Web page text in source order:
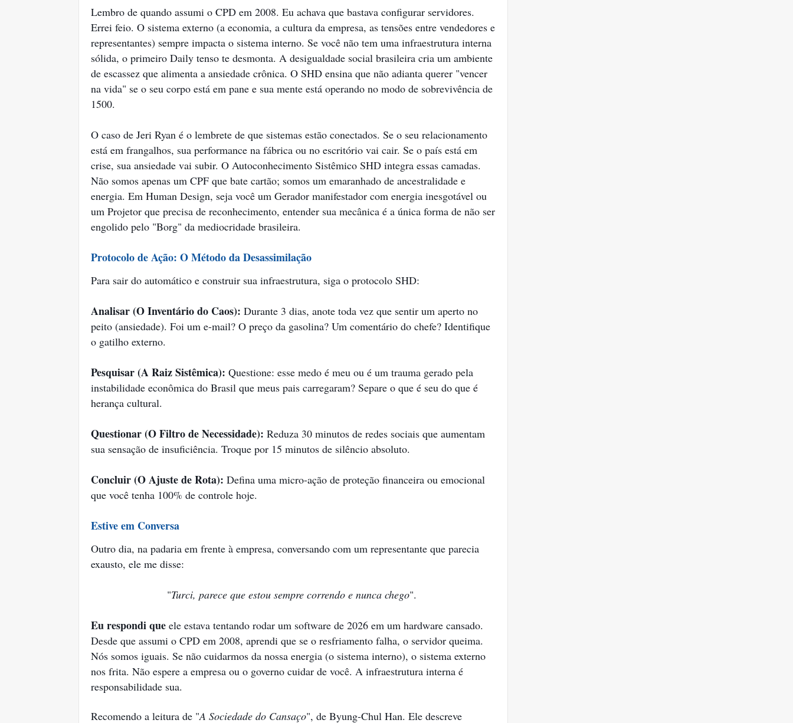
Lembro de quando assumi o CPD em 2008. Eu achava que bastava configurar servidores.
Errei feio. O sistema externo (a economia, a cultura da empresa, as tensões entre vendedores e
representantes) sempre impacta o sistema interno. Se você não tem uma infraestrutura interna
sólida, o primeiro Daily tenso te desmonta. A desigualdade social brasileira cria um ambiente
de escassez que alimenta a ansiedade crônica. O SHD ensina que não adianta querer "vencer
na vida" se o seu corpo está em pane e sua mente está operando no modo de sobrevivência de
1500.
O caso de Jeri Ryan é o lembrete de que sistemas estão conectados. Se o seu relacionamento
está em frangalhos, sua performance na fábrica ou no escritório vai cair. Se o país está em
crise, sua ansiedade vai subir. O Autoconhecimento Sistêmico SHD integra essas camadas.
Não somos apenas um CPF que bate cartão; somos um emaranhado de ancestralidade e
energia. Em Human Design, seja você um Gerador manifestador com energia inesgotável ou
um Projetor que precisa de reconhecimento, entender sua mecânica é a única forma de não ser
engolido pelo "Borg" da mediocridade brasileira.
Protocolo de Ação: O Método da Desassimilação
Para sair do automático e construir sua infraestrutura, siga o protocolo SHD:
Analisar (O Inventário do Caos): Durante 3 dias, anote toda vez que sentir um aperto no
peito (ansiedade). Foi um e-mail? O preço da gasolina? Um comentário do chefe? Identifique
o gatilho externo.
Pesquisar (A Raiz Sistêmica): Questione: esse medo é meu ou é um trauma gerado pela
instabilidade econômica do Brasil que meus pais carregaram? Separe o que é seu do que é
herança cultural.
Questionar (O Filtro de Necessidade): Reduza 30 minutos de redes sociais que aumentam
sua sensação de insuficiência. Troque por 15 minutos de silêncio absoluto.
Concluir (O Ajuste de Rota): Defina uma micro-ação de proteção financeira ou emocional
que você tenha 100% de controle hoje.
Estive em Conversa
Outro dia, na padaria em frente à empresa, conversando com um representante que parecia
exausto, ele me disse:
"Turci, parece que estou sempre correndo e nunca chego".
Eu respondi que ele estava tentando rodar um software de 2026 em um hardware cansado.
Desde que assumi o CPD em 2008, aprendi que se o resfriamento falha, o servidor queima.
Nós somos iguais. Se não cuidarmos da nossa energia (o sistema interno), o sistema externo
nos frita. Não espere a empresa ou o governo cuidar de você. A infraestrutura interna é
responsabilidade sua.
Recomendo a leitura de "A Sociedade do Cansaço", de Byung-Chul Han. Ele descreve